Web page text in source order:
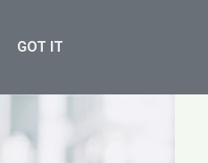
GOT IT